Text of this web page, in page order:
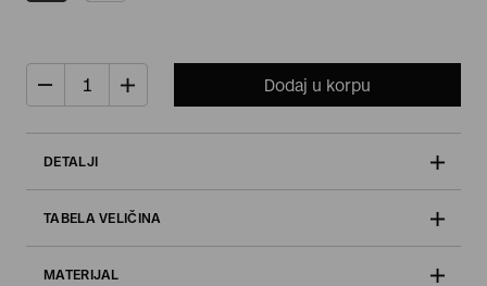
Dodaj u korpu
DETALJI
TABELA VELIČINA
MATERIJAL